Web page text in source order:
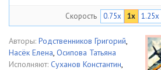
Скорость 0.75x 1x 1.25x
Авторы: Родственников Григорий,
Насёк Елена, Осипова Татьяна
Исполняют: Суханов Константин,